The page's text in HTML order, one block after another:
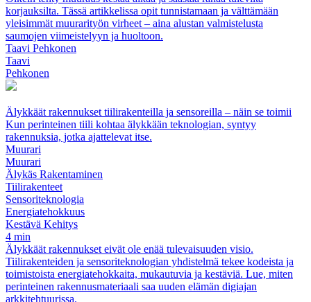
korjauksilta. Tässä artikkelissa opit tunnistamaan ja välttämään
yleisimmät muurarityön virheet – aina alustan valmistelusta
saumojen viimeistelyyn ja huoltoon.
Taavi Pehkonen
Taavi
Pehkonen
Älykkäät rakennukset tiilirakenteilla ja sensoreilla – näin se toimii
Kun perinteinen tiili kohtaa älykkään teknologian, syntyy
rakennuksia, jotka ajattelevat itse.
Muurari
Muurari
Älykäs Rakentaminen
Tiilirakenteet
Sensoriteknologia
Energiatehokkuus
Kestävä Kehitys
4 min
Älykkäät rakennukset eivät ole enää tulevaisuuden visio.
Tiilirakenteiden ja sensoriteknologian yhdistelmä tekee kodeista ja
toimistoista energiatehokkaita, mukautuvia ja kestäviä. Lue, miten
perinteinen rakennusmateriaali saa uuden elämän digiajan
arkkitehtuurissa.